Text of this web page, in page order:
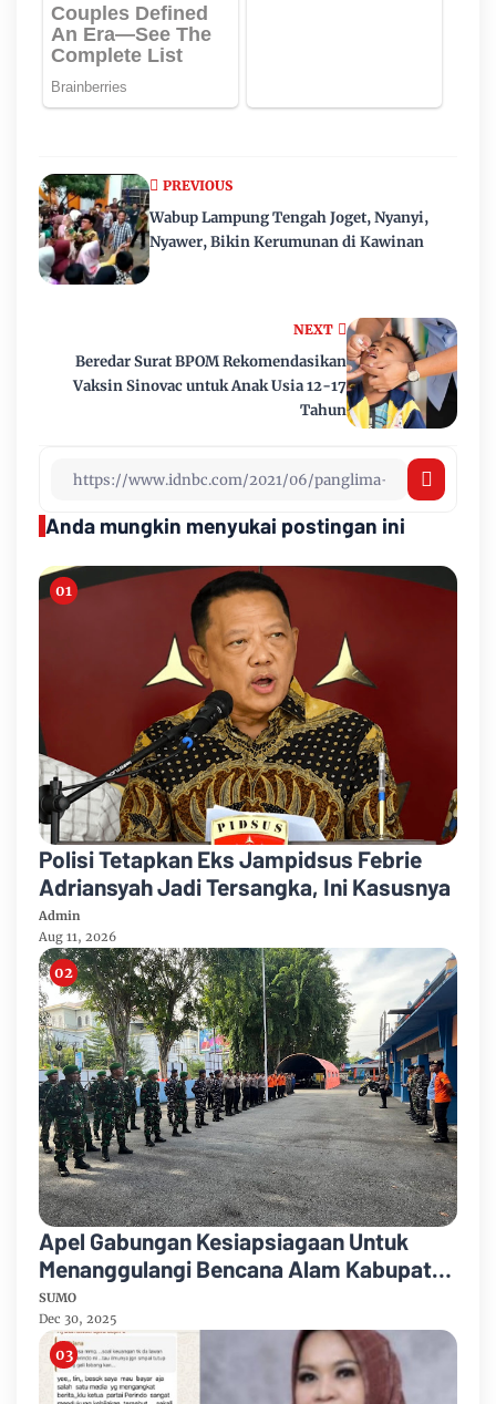
NEXT
Beredar Surat BPOM Rekomendasikan
Vaksin Sinovac untuk Anak Usia 12-17
Tahun
PREVIOUS
Wabup Lampung Tengah Joget, Nyanyi,
Nyawer, Bikin Kerumunan di Kawinan
Anda mungkin menyukai postingan ini
Polisi Tetapkan Eks Jampidsus Febrie
Adriansyah Jadi Tersangka, Ini Kasusnya
Admin
Aug 11, 2026
Apel Gabungan Kesiapsiagaan Untuk
Menanggulangi Bencana Alam Kabupaten
Bengkalis
SUMO
Dec 30, 2025